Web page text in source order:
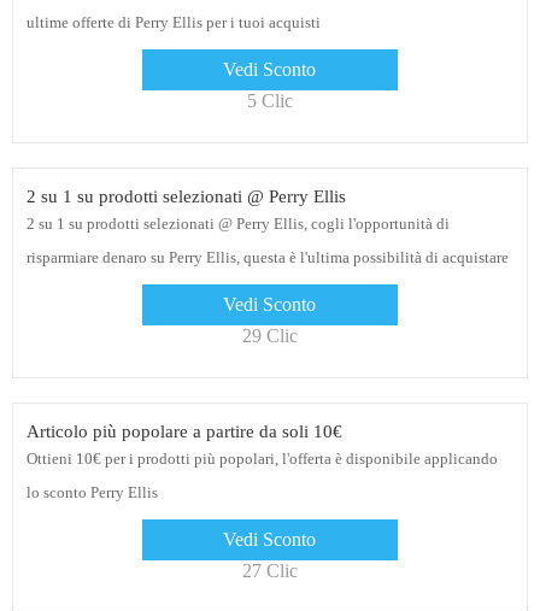
ultime offerte di Perry Ellis per i tuoi acquisti
Vedi Sconto
5 Clic
2 su 1 su prodotti selezionati @ Perry Ellis
2 su 1 su prodotti selezionati @ Perry Ellis, cogli l'opportunità di
risparmiare denaro su Perry Ellis, questa è l'ultima possibilità di acquistare
Vedi Sconto
29 Clic
Articolo più popolare a partire da soli 10€
Ottieni 10€ per i prodotti più popolari, l'offerta è disponibile applicando
lo sconto Perry Ellis
Vedi Sconto
27 Clic